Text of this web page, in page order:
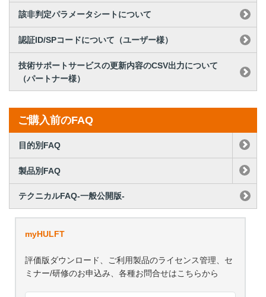
該非判定パラメータシートについて
認証ID/SPコードについて（ユーザー様）
技術サポートサービスの更新内容のCSV出力について
（パートナー様）
ご購入前のFAQ
目的別FAQ
製品別FAQ
テクニカルFAQ-一般公開版-
myHULFT
評価版ダウンロード、ご利用製品のライセンス管理、セ
ミナー/研修のお申込み、各種お問合せはこちらから